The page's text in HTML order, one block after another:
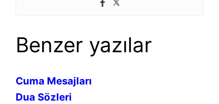
Benzer yazılar
Cuma Mesajları
Dua Sözleri